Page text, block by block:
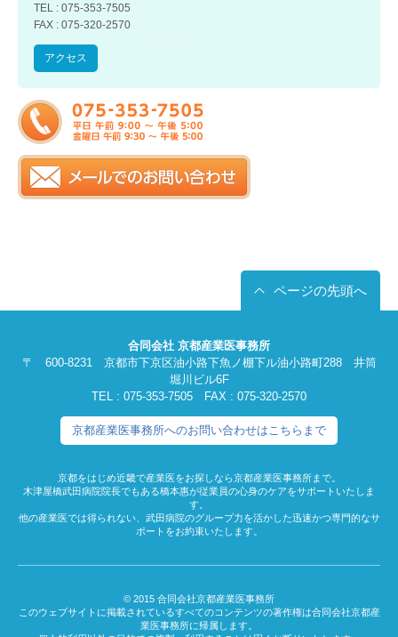
TEL : 075-353-7505
FAX : 075-320-2570
アクセス
ページの先頭へ
合同会社 京都産業医事務所
〒 600-8231 京都市下京区油小路下魚ノ棚下ル油小路町288 井筒
堀川ビル6F
TEL : 075-353-7505 FAX : 075-320-2570
京都産業医事務所へのお問い合わせはこちらまで
京都をはじめ近畿で産業医をお探しなら京都産業医事務所まで。
木津屋橋武田病院院長でもある橋本惠が従業員の心身のケアをサポートいたしま
す。
他の産業医では得られない、武田病院のグループ力を活かした迅速かつ専門的なサ
ポートをお約束いたします。
© 2015 合同会社京都産業医事務所
このウェブサイトに掲載されているすべてのコンテンツの著作権は合同会社京都産
業医事務所に帰属します。